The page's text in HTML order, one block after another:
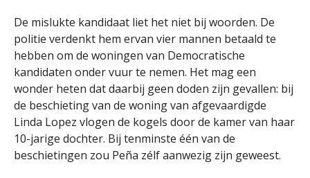
De mislukte kandidaat liet het niet bij woorden. De
politie verdenkt hem ervan vier mannen betaald te
hebben om de woningen van Democratische
kandidaten onder vuur te nemen. Het mag een
wonder heten dat daarbij geen doden zijn gevallen: bij
de beschieting van de woning van afgevaardigde
Linda Lopez vlogen de kogels door de kamer van haar
10-jarige dochter. Bij tenminste één van de
beschietingen zou Peña zélf aanwezig zijn geweest.